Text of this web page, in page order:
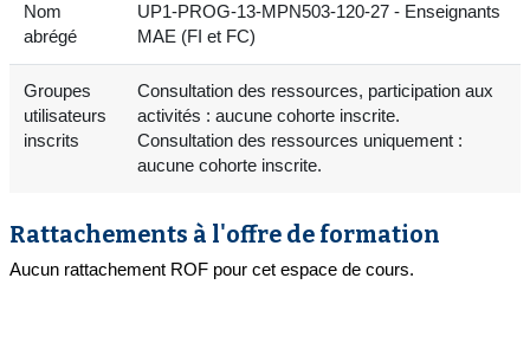
Nom
abrégé
UP1-PROG-13-MPN503-120-27 - Enseignants
MAE (FI et FC)
Groupes
utilisateurs
inscrits
Consultation des ressources, participation aux
activités : aucune cohorte inscrite.
Consultation des ressources uniquement :
aucune cohorte inscrite.
Rattachements à l'offre de formation
Aucun rattachement ROF pour cet espace de cours.